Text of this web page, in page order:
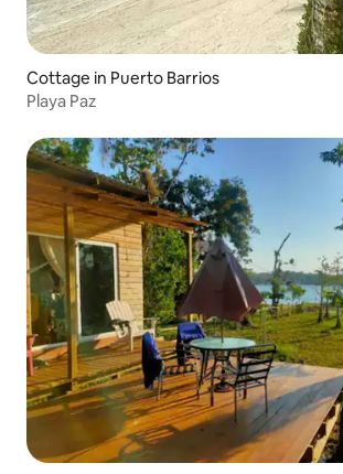
Cottage in Puerto Barrios
Playa Paz